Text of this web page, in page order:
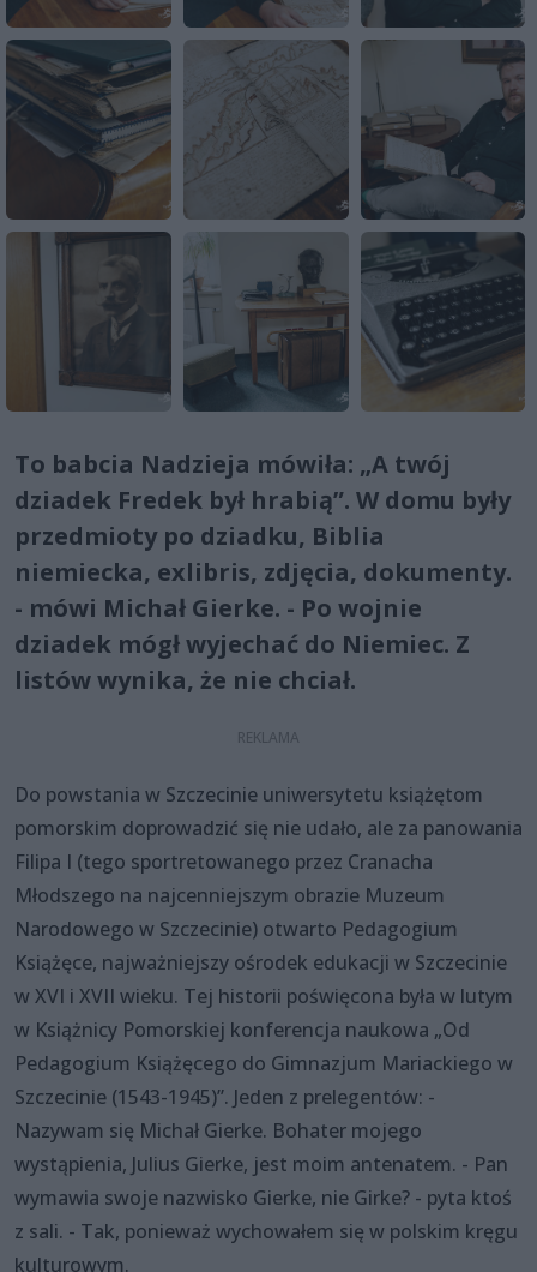
To babcia Nadzieja mówiła: „A twój
dziadek Fredek był hrabią”. W domu były
przedmioty po dziadku, Biblia
niemiecka, exlibris, zdjęcia, dokumenty.
- mówi Michał Gierke. - Po wojnie
dziadek mógł wyjechać do Niemiec. Z
listów wynika, że nie chciał.
Do powstania w Szczecinie uniwersytetu książętom
pomorskim doprowadzić się nie udało, ale za panowania
Filipa I (tego sportretowanego przez Cranacha
Młodszego na najcenniejszym obrazie Muzeum
Narodowego w Szczecinie) otwarto Pedagogium
Książęce, najważniejszy ośrodek edukacji w Szczecinie
w XVI i XVII wieku. Tej historii poświęcona była w lutym
w Książnicy Pomorskiej konferencja naukowa „Od
Pedagogium Książęcego do Gimnazjum Mariackiego w
Szczecinie (1543-1945)”. Jeden z prelegentów: -
Nazywam się Michał Gierke. Bohater mojego
wystąpienia, Julius Gierke, jest moim antenatem. - Pan
wymawia swoje nazwisko Gierke, nie Girke? - pyta ktoś
z sali. - Tak, ponieważ wychowałem się w polskim kręgu
kulturowym.